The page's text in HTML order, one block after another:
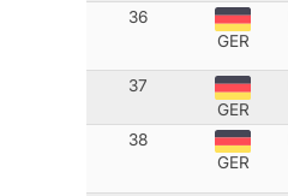
36
GER
37
GER
38
GER